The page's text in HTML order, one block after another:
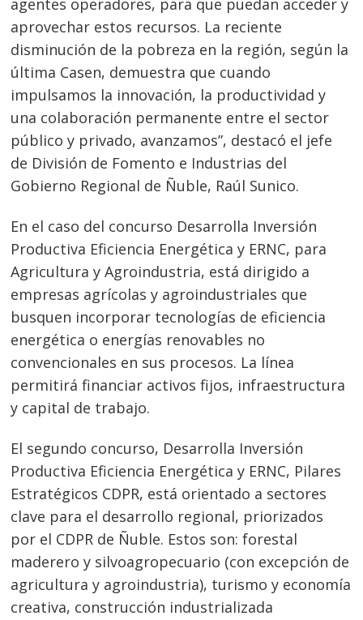
agentes operadores, para que puedan acceder y
aprovechar estos recursos. La reciente
disminución de la pobreza en la región, según la
última Casen, demuestra que cuando
impulsamos la innovación, la productividad y
una colaboración permanente entre el sector
público y privado, avanzamos”, destacó el jefe
de División de Fomento e Industrias del
Gobierno Regional de Ñuble, Raúl Sunico.
En el caso del concurso Desarrolla Inversión
Productiva Eficiencia Energética y ERNC, para
Agricultura y Agroindustria, está dirigido a
empresas agrícolas y agroindustriales que
busquen incorporar tecnologías de eficiencia
energética o energías renovables no
convencionales en sus procesos. La línea
permitirá financiar activos fijos, infraestructura
y capital de trabajo.
El segundo concurso, Desarrolla Inversión
Productiva Eficiencia Energética y ERNC, Pilares
Estratégicos CDPR, está orientado a sectores
clave para el desarrollo regional, priorizados
por el CDPR de Ñuble. Estos son: forestal
maderero y silvoagropecuario (con excepción de
agricultura y agroindustria), turismo y economía
creativa, construcción industrializada
Navegación
de